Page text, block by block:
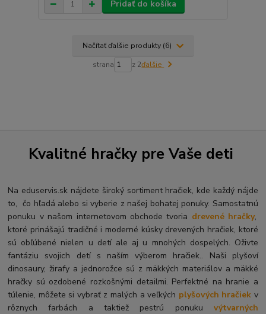
Pridať do košíka
Načítať ďalšie produkty (6)
strana z 2ďalšie
Kvalitné hračky pre Vaše deti
Na eduservis.sk nájdete široký sortiment hračiek, kde každý nájde
to, čo hľadá alebo si vyberie z našej bohatej ponuky. Samostatnú
ponuku v našom internetovom obchode tvoria drevené hračky,
ktoré prinášajú tradičné i moderné kúsky drevených hračiek, ktoré
sú obľúbené nielen u detí ale aj u mnohých dospelých. Oživte
fantáziu svojich detí s naším výberom hračiek.. Naši plyšoví
dinosaury, žirafy a jednorožce sú z mäkkých materiálov a mäkké
hračky sú ozdobené rozkošnými detailmi. Perfektné na hranie a
túlenie, môžete si vybrať z malých a veľkých plyšových hračiek v
rôznych farbách a taktiež pestrú ponuku výtvarných